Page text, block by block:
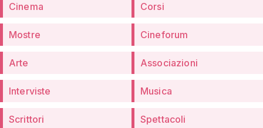
Cinema Corsi
Mostre Cineforum
Arte Associazioni
Interviste Musica
Scrittori Spettacoli